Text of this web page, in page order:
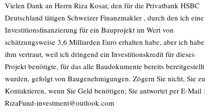
Vielen Dank an Herrn Riza Kosar, den für die Privatbank HSBC
Deutschland tätigen Schweizer Finanzmakler , durch den ich eine
Investitionsfinanzierung für ein Bauprojekt im Wert von
schätzungsweise 3,6 Milliarden Euro erhalten habe, aber ich habe
ihm vertraut, weil ich dringend ein Investitionskredit für dieses
Projekt benötigte, für das alle Baudokumente bereits bereitgestellt
wurden, gefolgt von Baugenehmigungen. Zögern Sie nicht, Sie zu
Kontaktieren, wenn Sie Geld benötigen; Sie antwortet per E-Mail :
RizaFund-investment@outlook.com